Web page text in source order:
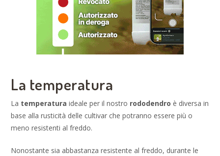
La temperatura
La temperaturaideale per il nostro rododendro è diversa in
base alla rusticità delle cultivar che potranno essere più o
meno resistenti al freddo.
Nonostante sia abbastanza resistente al freddo, durante le